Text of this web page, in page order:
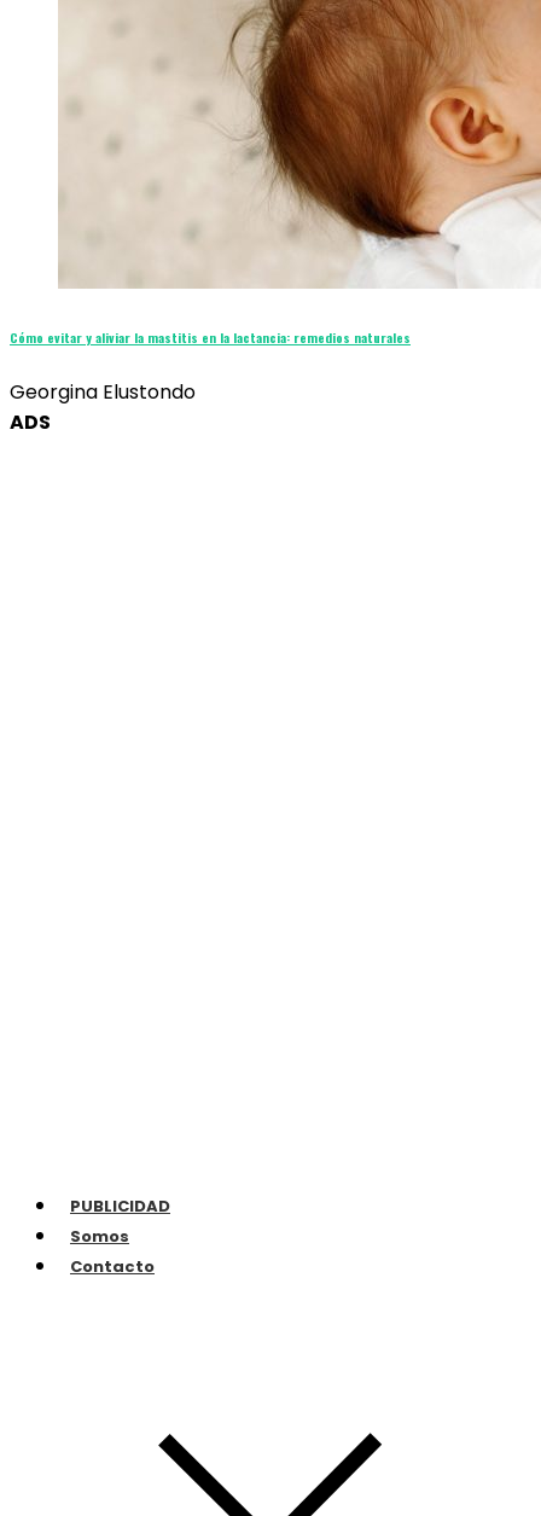
Cómo evitar y aliviar la mastitis en la lactancia: remedios naturales
Georgina Elustondo
ADS
PUBLICIDAD
Somos
Contacto